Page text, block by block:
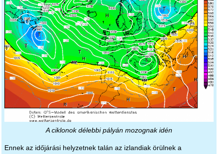
A ciklonok délebbi pályán mozognak idén
Ennek az időjárási helyzetnek talán az izlandiak örülnek a